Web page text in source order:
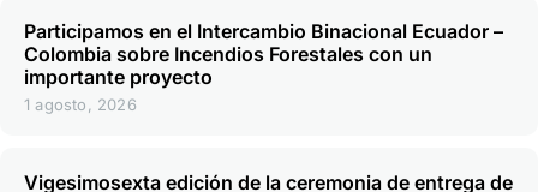
Participamos en el Intercambio Binacional Ecuador –
Colombia sobre Incendios Forestales con un
importante proyecto
1 agosto, 2026
Vigesimosexta edición de la ceremonia de entrega de